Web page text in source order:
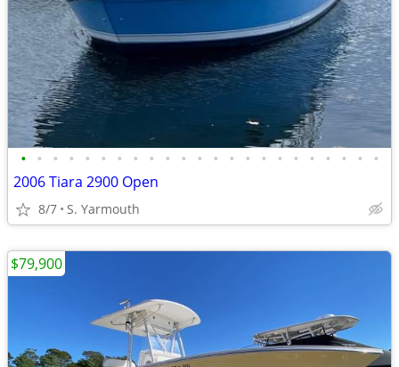
• • • • • • • • • • • • • • • • • • • • • • •
2006 Tiara 2900 Open
8/7 S. Yarmouth
$79,900